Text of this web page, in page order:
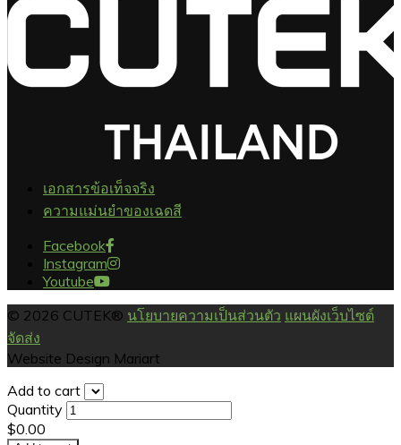
เอกสารข้อเท็จจริง
ความแม่นยำของเฉดสี
Facebook
Instagram
Youtube
© 2026 CUTEK® นโยบายความเป็นส่วนตัว แผนผังเว็บไซต์
จัดส่ง
Website Design Mariart
Add to cart
Quantity
$0.00